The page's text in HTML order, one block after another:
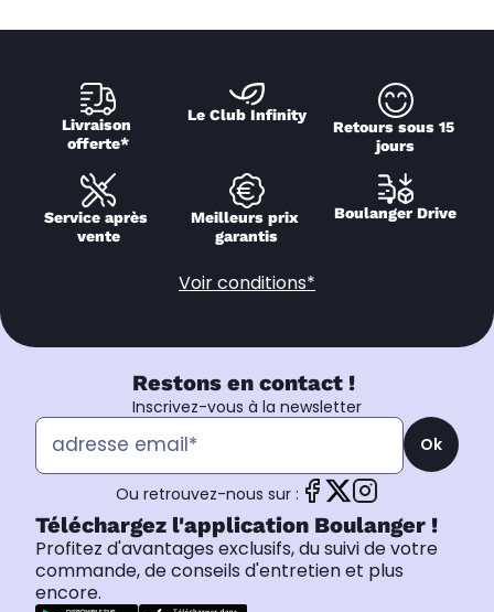
Livraison
offerte*
Le Club Infinity
Retours sous 15
jours
Service après
vente
Meilleurs prix
garantis
Boulanger Drive
Voir conditions*
Restons en contact !
Inscrivez-vous à la newsletter
Ok
Ou retrouvez-nous sur :
Téléchargez l'application Boulanger !
Profitez d'avantages exclusifs, du suivi de votre
commande, de conseils d'entretien et plus
encore.